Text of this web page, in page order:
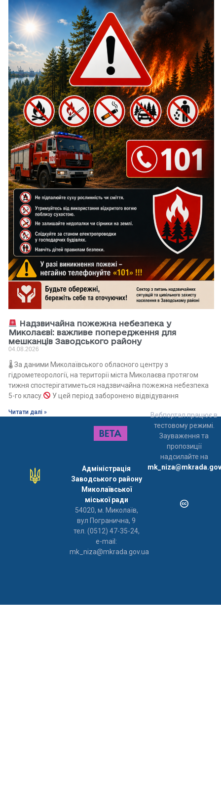
Надзвичайна пожежна небезпека у
Миколаєві: важливе попередження для
мешканців Заводського району
04.08.2026
🌡 За даними Миколаївського обласного центру з
гідрометеорології, на території міста Миколаєва протягом
тижня спостерігатиметься надзвичайна пожежна небезпека
5-го класу.
У цей період заборонено відвідування
Читати далі »
Адміністрація
Заводського району
Миколаївської
міської ради
54020, м. Миколаїв,
вул Погранична, 9
тел. (0512) 47-35-24,
e-mail:
mk_niza@mkrada.gov.ua
Вебпортал працює в
тестовому режимі.
Зауваження та
пропозиції
надсилайте на